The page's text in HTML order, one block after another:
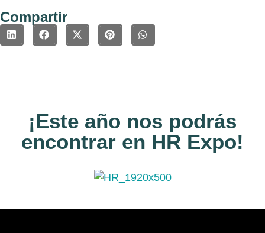
Compartir
¡Este año nos podrás
encontrar en HR Expo!